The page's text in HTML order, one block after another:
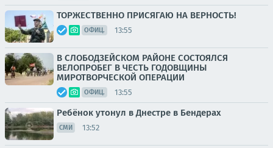
ТОРЖЕСТВЕННО ПРИСЯГАЮ НА ВЕРНОСТЬ!
ОФИЦ. 13:55
В СЛОБОДЗЕЙСКОМ РАЙОНЕ СОСТОЯЛСЯ
ВЕЛОПРОБЕГ В ЧЕСТЬ ГОДОВЩИНЫ
МИРОТВОРЧЕСКОЙ ОПЕРАЦИИ
ОФИЦ. 13:55
Ребёнок утонул в Днестре в Бендерах
СМИ 13:52